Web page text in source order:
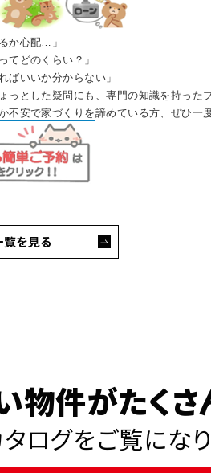
か心配…」
てどのくらい？」
ばいいか分からない」
っとした疑問にも、専門の知識を持った
不安で家づくりを諦めている方、ぜひ一
覧を見る
件がたくさ
ログをご覧にな